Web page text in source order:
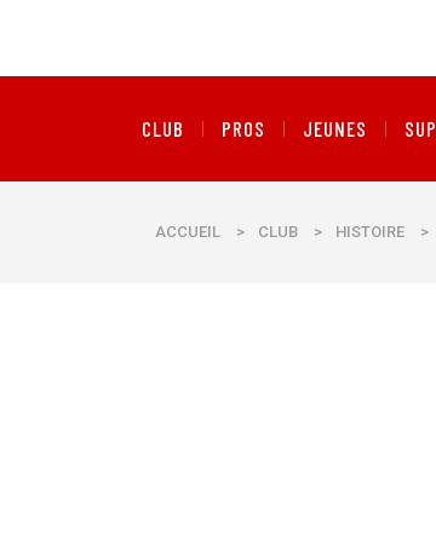
CLUB PROS JEUNES
ACCUEIL > CLUB > HISTOIRE >